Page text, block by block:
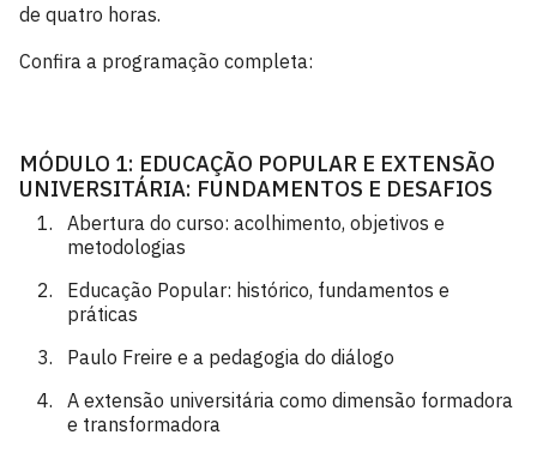
de quatro horas.
Confira a programação completa:
MÓDULO 1: EDUCAÇÃO POPULAR E EXTENSÃO
UNIVERSITÁRIA: FUNDAMENTOS E DESAFIOS
Abertura do curso: acolhimento, objetivos e
metodologias
Educação Popular: histórico, fundamentos e
práticas
Paulo Freire e a pedagogia do diálogo
A extensão universitária como dimensão formadora
e transformadora